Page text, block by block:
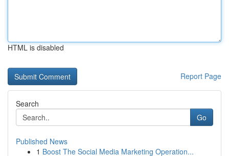
HTML is disabled
Report Page
Search
Go
Published News
1 Boost The Social Media Marketing Operation...